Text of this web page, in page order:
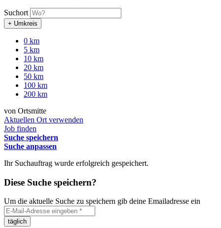
Suchort
+ Umkreis
0 km
5 km
10 km
20 km
50 km
100 km
200 km
von Ortsmitte
Aktuellen Ort verwenden
Job finden
Suche speichern
Suche anpassen
Ihr Suchauftrag wurde erfolgreich gespeichert.
Diese Suche speichern?
Um die aktuelle Suche zu speichern gib deine Emailadresse ein
täglich